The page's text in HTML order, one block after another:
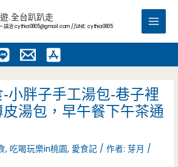
.全台趴趴走
請洽cythia0805@gmail.com //LINE: cythia0805
Main
小胖子手工湯包-巷子裡
湯包，早午餐下午茶通
, 吃喝玩樂in桃園, 愛食記 / 作者:芽月 /